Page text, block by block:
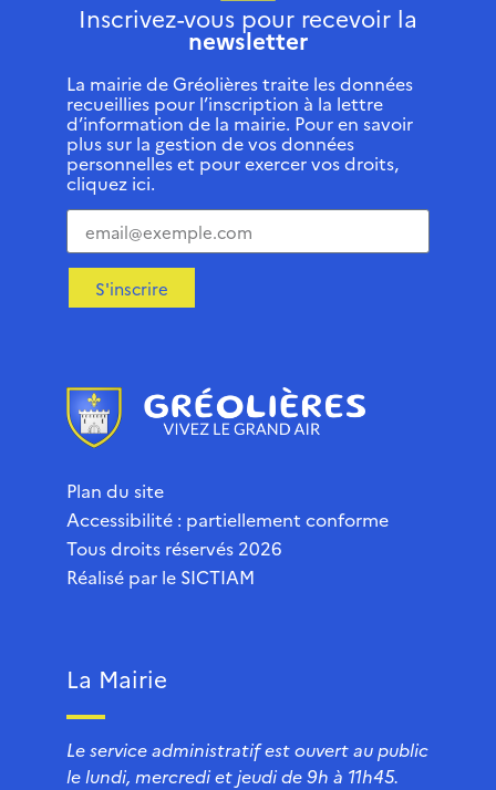
Inscrivez-vous pour recevoir la
newsletter
La mairie de Gréolières traite les données
recueillies pour l’inscription à la lettre
d’information de la mairie. Pour en savoir
plus sur la gestion de vos données
personnelles et pour exercer vos droits,
cliquez ici.
S'inscrire
Plan du site
Accessibilité : partiellement conforme
Tous droits réservés 2026
Réalisé par le SICTIAM
La Mairie
Le service administratif est ouvert au public
le lundi, mercredi et jeudi de 9h à 11h45.